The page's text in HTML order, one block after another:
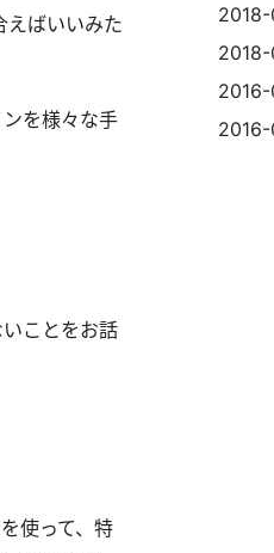
えばいいみた
を様々な手
ことをお話
使って、特
2018-
2016-